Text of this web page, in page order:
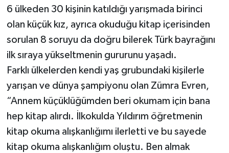
6 ülkeden 30 kişinin katıldığı yarışmada birinci
olan küçük kız, ayrıca okuduğu kitap içerisinden
sorulan 8 soruyu da doğru bilerek Türk bayrağını
ilk sıraya yükseltmenin gururunu yaşadı.
Farklı ülkelerden kendi yaş grubundaki kişilerle
yarışan ve dünya şampiyonu olan Zümra Evren,
“Annem küçüklüğümden beri okumam için bana
hep kitap alırdı. İlkokulda Yıldırım öğretmenin
kitap okuma alışkanlığımı ilerletti ve bu sayede
kitap okuma alışkanlığım oluştu. Ben almak